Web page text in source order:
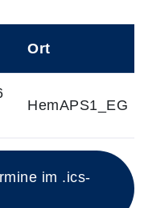
diesen Kurs
Ort
HemAPS1_EG
im .ics-